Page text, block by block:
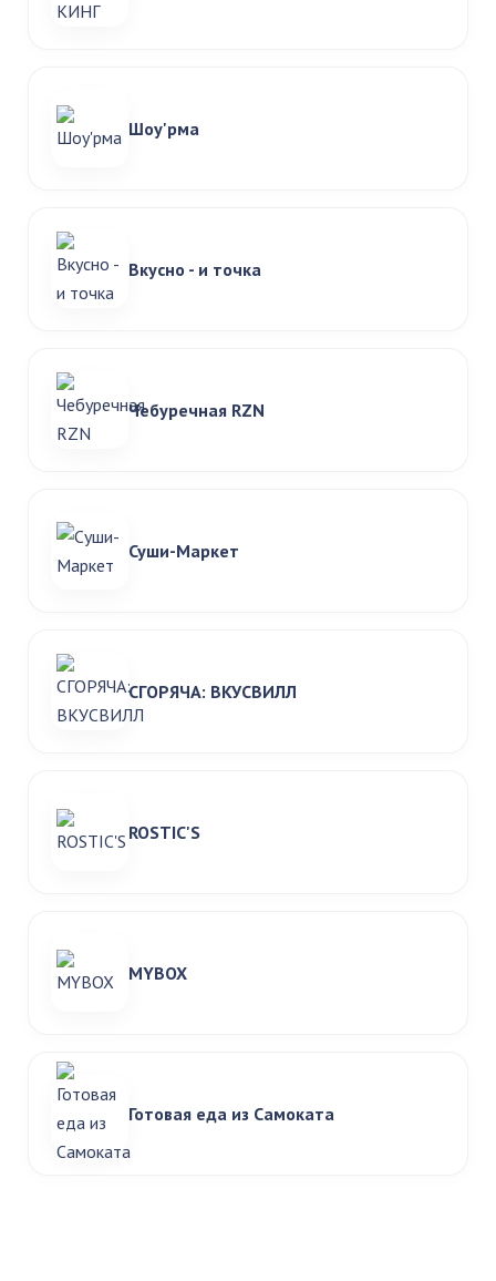
Шоу'рма
Вкусно - и точка
Чебуречная RZN
Суши-Маркет
СГОРЯЧА: ВКУСВИЛЛ
ROSTIC'S
MYBOX
Готовая еда из Самоката